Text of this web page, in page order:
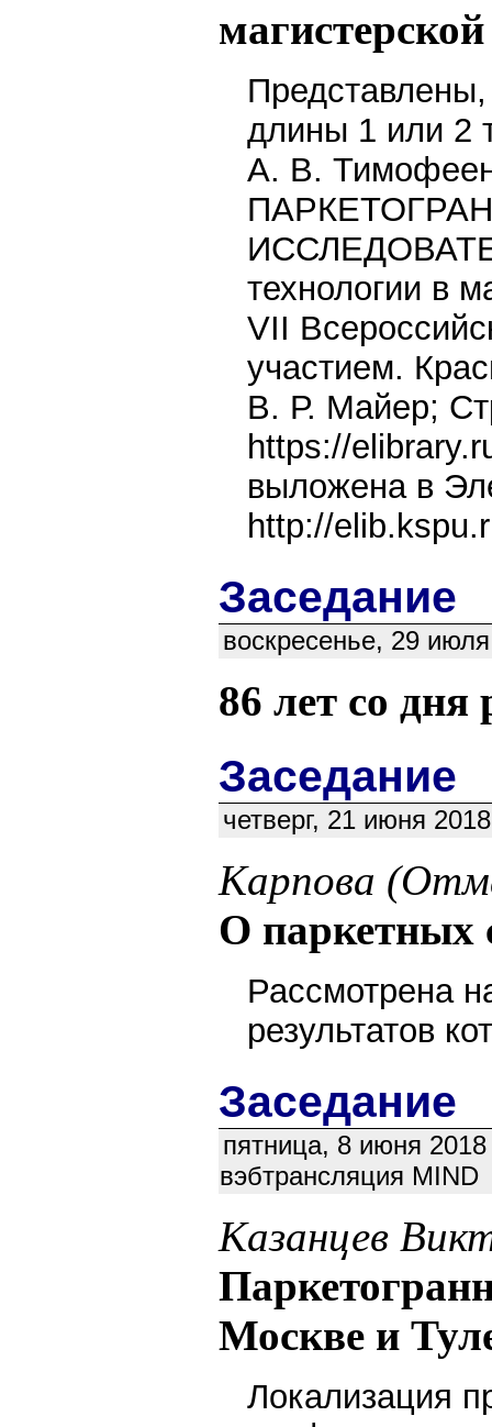
Представлены,
длины 1 или 2
А. В.
технологии в
VII
участием.
В. Р. Майер;
https://
выложена в
http://
Заседание
воскресенье, 29
86 лет со
Заседание
четверг, 21 июня
Карпова
О паркетных
Рассмотрена
результатов
Заседание
пятница, 8 июня
вэбтрансляция MIND
Казанцев
Москве и
Локализация